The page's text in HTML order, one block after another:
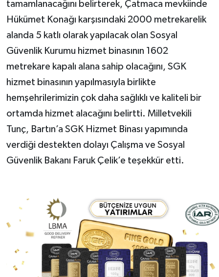
tamamlanacağını belirterek, Çatmaca mevkiinde
Hükümet Konağı karşısındaki 2000 metrekarelik
alanda 5 katlı olarak yapılacak olan Sosyal
Güvenlik Kurumu hizmet binasının 1602
metrekare kapalı alana sahip olacağını, SGK
hizmet binasının yapılmasıyla birlikte
hemşehrilerimizin çok daha sağlıklı ve kaliteli bir
ortamda hizmet alacağını belirtti. Milletvekili
Tunç, Bartın’a SGK Hizmet Binası yapımında
verdiği destekten dolayı Çalışma ve Sosyal
Güvenlik Bakanı Faruk Çelik’e teşekkür etti.